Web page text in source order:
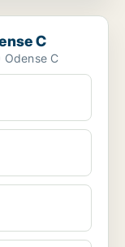
C
C